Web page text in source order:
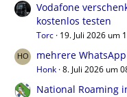
Vodafone
kostenlos testen
Torc 19. Juli 2026 um
mehrere
Honk 8. Juli 2026 um
National Roaming